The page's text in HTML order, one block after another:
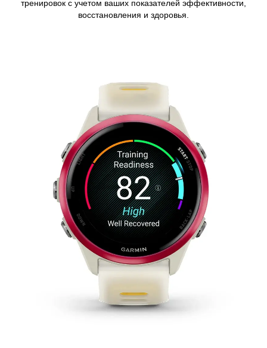
тренировок с учетом ваших показателей эффективности,
восстановления и здоровья.